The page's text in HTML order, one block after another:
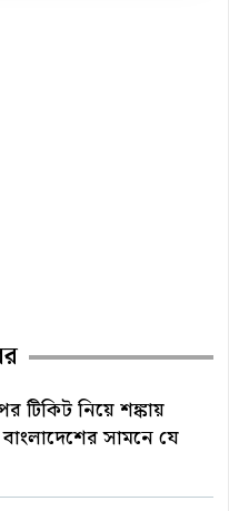
টিকিট নিয়ে শঙ্কায়
সামনে যে